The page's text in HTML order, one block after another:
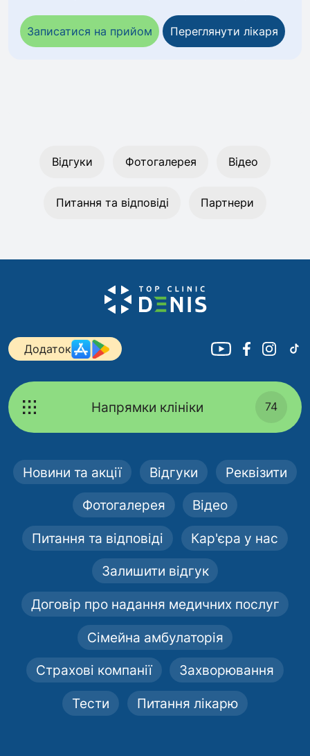
Записатися на прийом Переглянути лікаря
Відгуки Фотогалерея Відео
Питання та відповіді Партнери
Додаток
Напрямки клініки 74
Новини та акції Відгуки Реквізити
Фотогалерея Відео
Питання та відповіді Кар'єра у нас
Залишити відгук
Договір про надання медичних послуг
Сімейна амбулаторія
Страхові компанії Захворювання
Тести Питання лікарю